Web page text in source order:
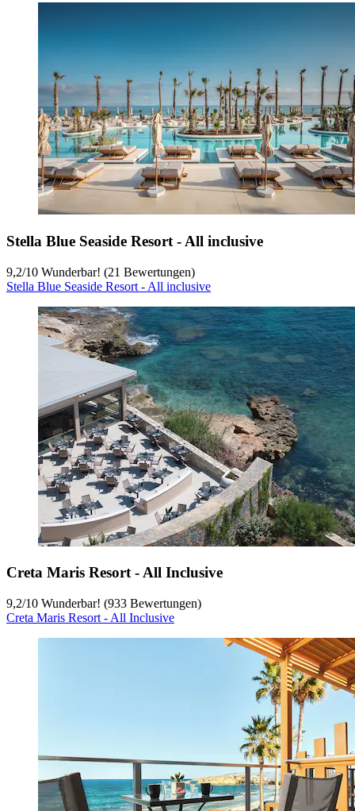
Stella Blue Seaside Resort - All inclusive
9,2/10 Wunderbar! (21 Bewertungen)
Stella Blue Seaside Resort - All inclusive
Creta Maris Resort - All Inclusive
9,2/10 Wunderbar! (933 Bewertungen)
Creta Maris Resort - All Inclusive